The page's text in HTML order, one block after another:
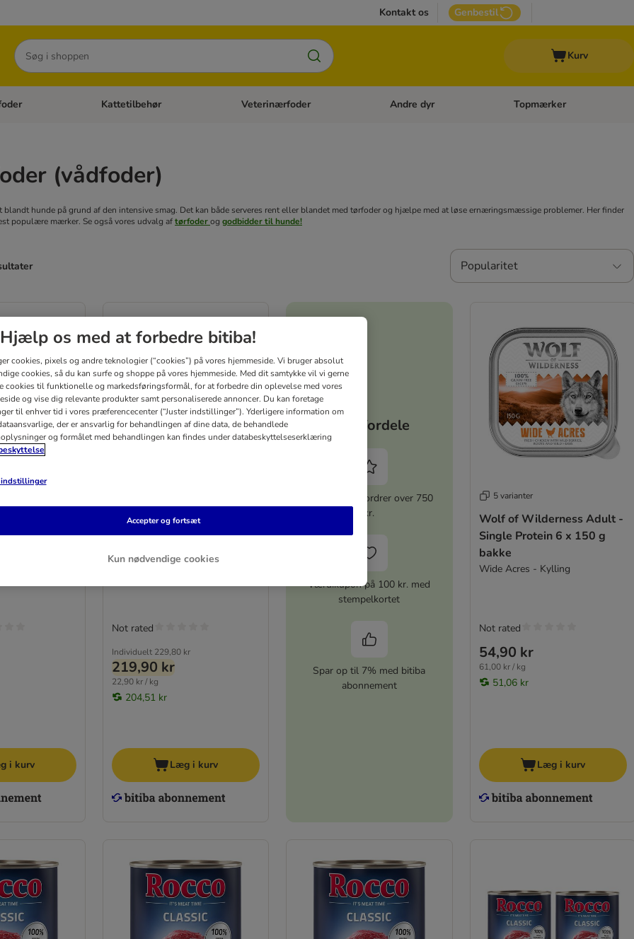
Kontakt os Genbestil
Søg
Kurv
menu: HundetilbehørÅben kategori menu: Kattefoder
Kattetilbehør Åben kategori menu: Kattetilbehør
Veterinærfoder Åben kategori menu: Veterinærfoder
Andre dyr Åben kategori menu: Andre
Topmærker
(vådfoder)
hunde på grund af den intensive smag. Det kan både serveres rent eller blandet med tørfoder og hjælpe med at løse ernæringsmæssige problemer. Her finder
populære mærker. Se også vores udvalg aftørfoderog godbidder til hunde!
Popularitet
Adult -
6 x 150 g
+ Fisk
i kurv
Rocco Classic 12 x 800 g
Blandet pakke I
Individuelt 229,80 kr
219,90 kr
22,90 kr / kg
204,51 kr
Not rated
Læg i kurv
Dine fordele
5% rabat for ordrer over 750
kr.
Værdikupon på 100 kr. med
stempelkortet
Spar op til 7% med bitiba
abonnement
5 varianter
Wolf of Wilderness Adult -
Single Protein 6 x 150 g
bakke
Wide Acres - Kylling
54,90 kr
61,00 kr / kg
51,06 kr
Not rated
Læg i kurv
Hjælp os med at forbedre bitiba!
cookies, pixels og andre teknologier (“cookies”) på vores hjemmeside. Vi bruger absolut
cookies, så du kan surfe og shoppe på vores hjemmeside. Med dit samtykke vil vi gerne
cookies til funktionelle og markedsføringsformål, for at forbedre din oplevelse med vores
og vise dig relevante produkter samt personaliserede annoncer. Du kan foretage
til enhver tid i vores præferencecenter (“Juster indstillinger”). Yderligere information om
der er ansvarlig for behandlingen af ​​dine data, de behandlede
og formålet med behandlingen kan findes under databeskyttelseserklæring
Kun nødvendige cookies
Accepter og fortsæt